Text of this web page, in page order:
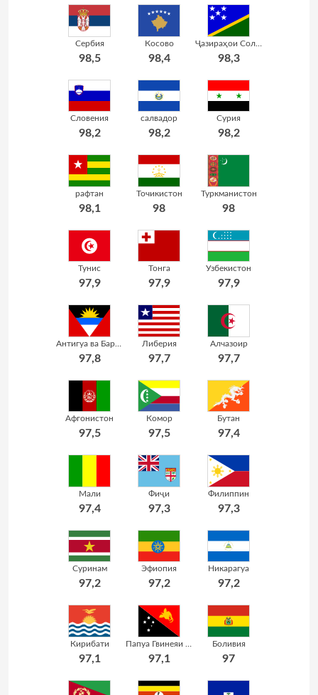
Сербия
98,5
Косово
98,4 98,3
Словения
98,2
салвадор
98,2
Сурия
98,2
рафтан
98,1
Точикистон
98
Туркманистон
98
Тунис
97,9
Тонга
97,9
Узбекистон
97,9
97,8
Либерия
97,7
Алчазоир
97,7
Афгонистон
97,5
Комор
97,5
Бутан
97,4
Мали
97,4
Фиҷи
97,3
Филиппин
97,3
Суринам
97,2
Эфиопия
97,2
Никарагуа
97,2
Кирибати
97,1 97,1
Боливия
97